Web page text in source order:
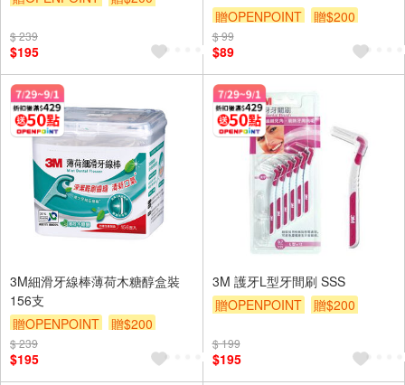
$ 239
$195
贈OPENPOINT
贈$200
$ 99
$89
3M細滑牙線棒薄荷木糖醇盒裝
156支
贈OPENPOINT
贈$200
$ 239
$195
3M 護牙L型牙間刷 SSS
贈OPENPOINT
贈$200
$ 199
$195